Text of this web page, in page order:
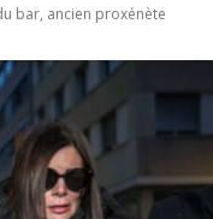
bar, ancien proxénète